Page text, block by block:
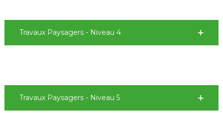
Travaux Paysagers - Niveau 4
Travaux Paysagers - Niveau 5